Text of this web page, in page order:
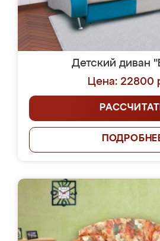
Детский диван
Цена: 22800